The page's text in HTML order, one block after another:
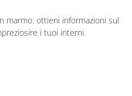
marmo: ottieni informazioni sul
i tuoi interni.